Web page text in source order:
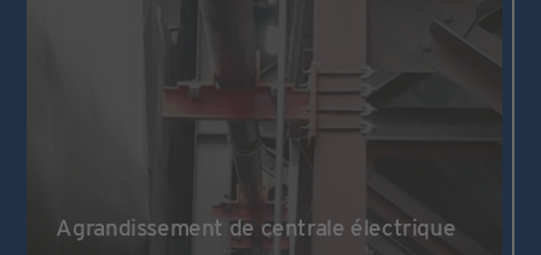
Agrandissement de centrale électrique